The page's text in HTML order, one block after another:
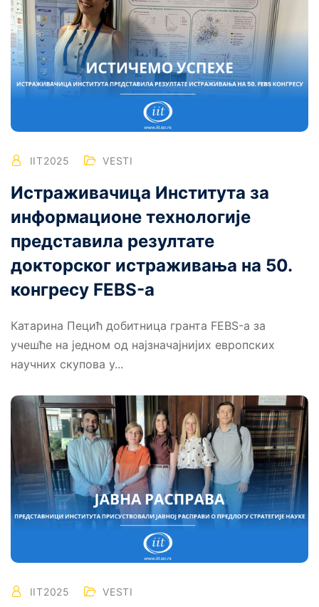
IIT2025 VESTI
Истраживачица Института за
информационе технологије
представила резултате
докторског истраживања на 50.
конгресу FEBS-а
Катарина Пецић добитница гранта FEBS-а за
учешће на једном од најзначајнијих европских
научних скупова у...
IIT2025 VESTI